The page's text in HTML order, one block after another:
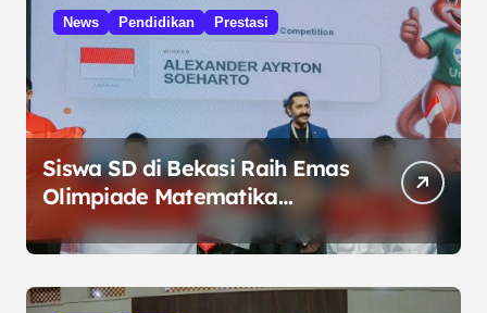
News Pendidikan Prestasi
Siswa SD di Bekasi Raih Emas
Olimpiade Matematika
Internasional di Malaysia